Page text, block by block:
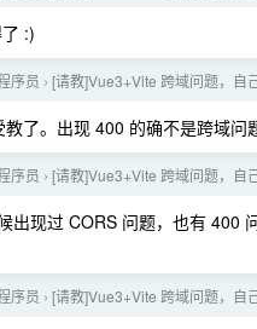
:)
序员 › [请教]Vue3+Vite 跨域问题，自
了。出现 400 的确不是跨域问
序员 › [请教]Vue3+Vite 跨域问题，自
出现过 CORS 问题，也有 400
序员 › [请教]Vue3+Vite 跨域问题，自